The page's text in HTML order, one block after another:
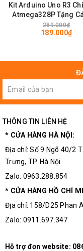
DO (Data Out): Chân
LED khác
5V: Chân cấp nguồn
Ứng dụng
Vòng tay LED, thiết
Hiệu ứng ánh sáng
Hiển thị trạng thái
Kit Arduino Uno R3
Atmega328P Tặng
Nối Trị Giá 15K
289.000₫
189.000₫
THÔNG TIN LIÊN HỆ
* CỬA HÀNG HÀ NỘI:
Địa chỉ: Số 9 Ngõ 40/2
Trưng, TP. Hà Nội
Zalo: 0963.288.854
* CỬA HÀNG HỒ CHÍ
Địa chỉ: 158/D25 Phan
Zalo: 0911.697.347
Hỗ trợ đơn website: